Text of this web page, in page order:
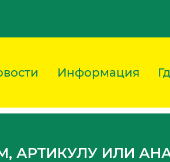
Информация
АРТИКУЛУ ИЛИ